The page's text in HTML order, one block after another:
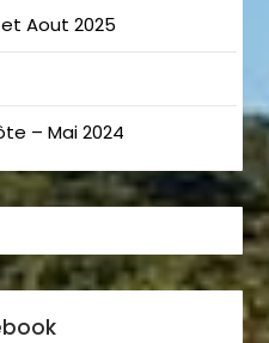
Aout 2025
– Mai 2024